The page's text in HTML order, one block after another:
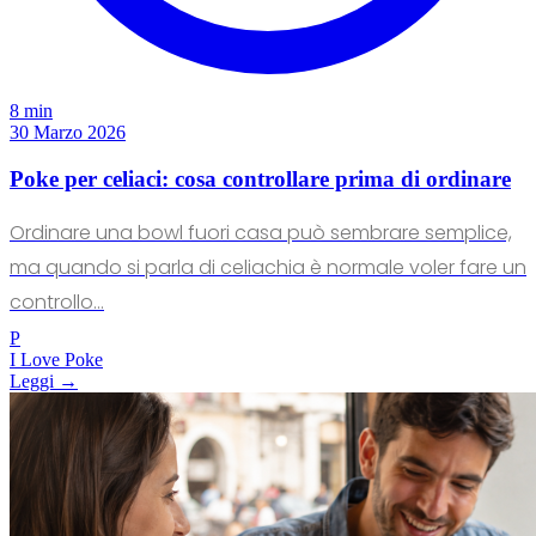
8 min
30 Marzo 2026
Poke per celiaci: cosa controllare prima di ordinare
Ordinare una bowl fuori casa può sembrare semplice,
ma quando si parla di celiachia è normale voler fare un
controllo...
P
I Love Poke
Leggi →